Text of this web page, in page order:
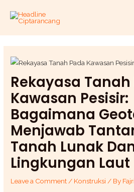
Rekayasa Tanah
Kawasan Pesisir:
Bagaimana
Menjawab
Tanah Lunak
Lingkungan Laut
Leave a Comment / Konstruksi / By